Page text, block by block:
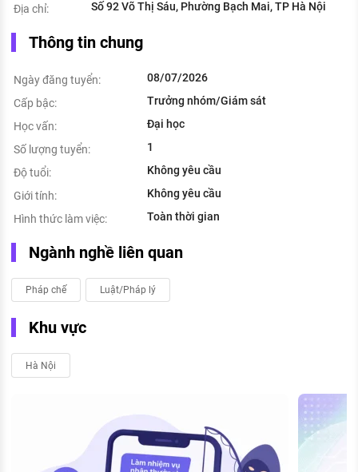
Địa chỉ: Số 92 Võ Thị Sáu, Phường Bạch Mai, TP Hà Nội
Thông tin chung
Ngày đăng tuyển:
08/07/2026
Cấp bậc:
Trưởng nhóm/Giám sát
Học vấn:
Đại học
Số lượng tuyển:
1
Độ tuổi:
Không yêu cầu
Giới tính:
Không yêu cầu
Hình thức làm việc:
Toàn thời gian
Ngành nghề liên quan
Pháp chế Luật/Pháp lý
Khu vực
Hà Nội